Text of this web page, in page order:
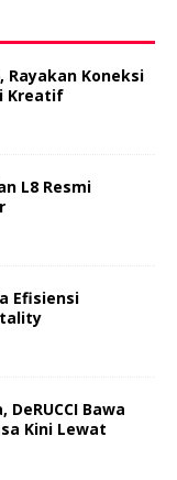
Rayakan Koneksi
Kreatif
L8 Resmi
Efisiensi
Bawa
Kini Lewat